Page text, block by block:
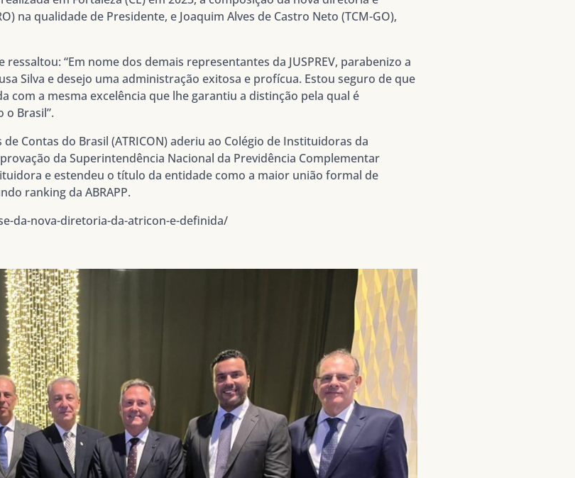
na qualidade de Presidente, e Joaquim Alves de Castro Neto (TCM-GO),
“Em nome dos demais representantes da JUSPREV, parabenizo a
Silva e desejo uma administração exitosa e profícua. Estou seguro de que
com a mesma excelência que lhe garantiu a distinção pela qual é
o Brasil”.
Contas do Brasil (ATRICON) aderiu ao Colégio de Instituidoras da
da Superintendência Nacional da Previdência Complementar
e estendeu o título da entidade como a maior união formal de
ranking da ABRAPP.
da-nova-diretoria-da-atricon-e-definida/